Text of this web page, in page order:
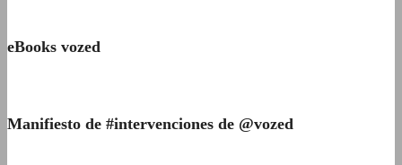
eBooks vozed
Manifiesto de #intervenciones de @vozed